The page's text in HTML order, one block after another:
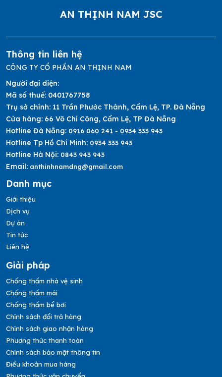
AN THỊNH NAM JSC
Thông tin liên hệ
CÔNG TY CỔ PHẦN AN THỊNH NAM
Người đại diện:
Mã số thuế: 0401767758
Trụ sở chính: 11 Trần Phước Thành, Cẩm Lệ, TP. Đà Nẵng
Cửa hàng: 66 Võ Chí Công, Cẩm Lệ, TP Đà Nẵng
Hotline Đà Nẵng: 0916 060 241 - 0934 333 943
Hotline Tp Hồ Chí Minh: 0934 333 943
Hotline Hà Nội: 0843 943 943
Email: anthinhnamdng@gmail.com
Danh mục
Giới thiệu
Dịch vụ
Dự án
Tin tức
Liên hệ
Giải pháp
Chống thấm nhà vệ sinh
Chống thấm mái
Chống thấm bể bơi
Chính sách đổi trả hàng
Chính sách giao nhận hàng
Phương thức thanh toán
Chính sách bảo mật thông tin
Điều khoản mua hàng